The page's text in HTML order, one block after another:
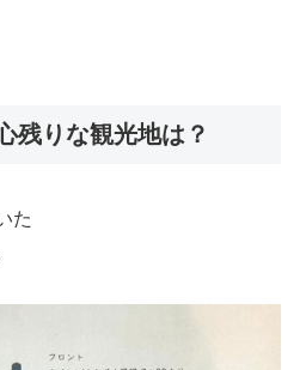
残りな観光地は？
た